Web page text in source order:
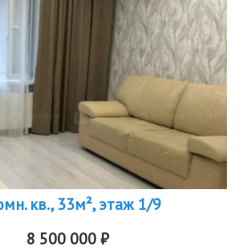
кв., 33м², этаж 1/9
8 500 000 ₽